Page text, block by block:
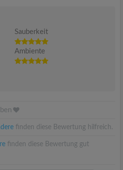
Sauberkeit
Ambiente
finden diese Bewertung hilfreich.
finden diese Bewertung gut